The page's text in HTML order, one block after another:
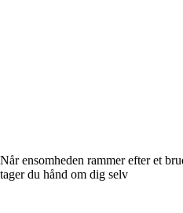
Når ensomheden rammer efter et
tager du hånd om dig selv